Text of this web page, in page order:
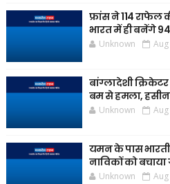
फ्रांस ने 114 राफेल
भारत में ही बनेंगे
Unknown
बांग्लादेशी
बम से हमला,
Unknown
यमन के पास
नाविकों को बचाया
Unknown